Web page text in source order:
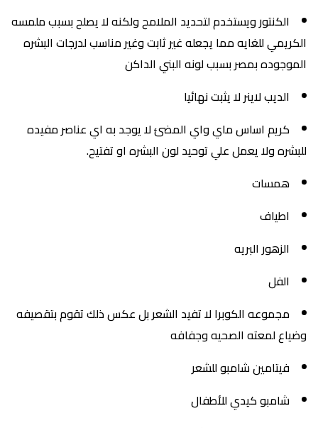
الكنتور ويستخدم لتحديد الملامح ولكنه لا يصلح بسبب ملمسه
الكريمي للغايه مما يجعله غير ثابت وغير مناسب لدرجات البشره
الموجوده بمصر بسبب لونه البني الداكن
الديب لاينر لا يثبت نهائيا
كريم اساس ماي واي المضئ لا يوجد به اي عناصر مفيده
للبشره ولا يعمل علي توحيد لون البشره او تفتيح.
همسات
اطياف
الزهور البريه
الفل
مجموعه الكوبرا لا تفيد الشعر بل عكس ذلك تقوم بتقصيفه
وضياع لمعته الصحيه وجفافه
فيتامين شامبو للشعر
شامبو كيدي للأطفال